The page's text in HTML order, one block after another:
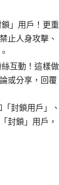
」用戶！更重
止人身攻擊、
互動！這樣做
或分享，回覆
封鎖用戶」、
封鎖」用戶，